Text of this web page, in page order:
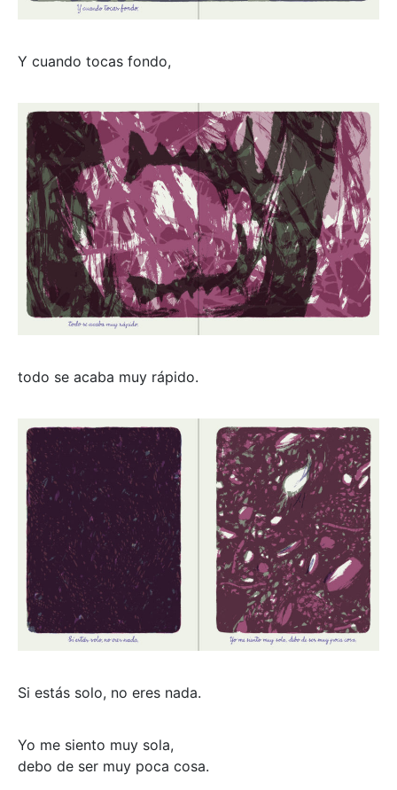
Y cuando tocas fondo,
todo se acaba muy rápido.
Si estás solo, no eres nada.
Yo me siento muy sola,
debo de ser muy poca cosa.